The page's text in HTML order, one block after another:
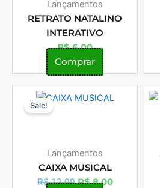
Lançamentos
RETRATO NATALINO
INTERATIVO
R$6,00
Comprar
Sale!
Lançamentos
CAIXA MUSICAL
R$12,00
O
R$ 12,00.
R$8,00